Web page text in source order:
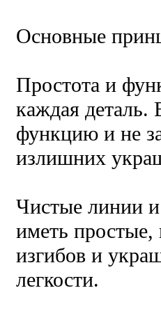
Основные
Простота и
каждая
функцию и не
излишних
Чистые линии
иметь
изгибов и
легкости.